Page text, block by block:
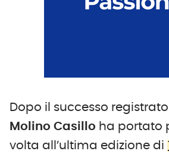
Dopo il successo
Molino Casillo ha portato
volta all’ultima edizione di